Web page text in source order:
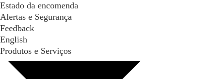
Estado da encomenda
Alertas e Segurança
Feedback
English
Produtos e Serviços